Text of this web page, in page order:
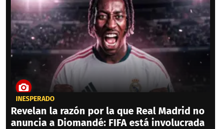
INESPERADO
Revelan la razón por la que Real Madrid no
anuncia a Diomandé: FIFA está involucrada